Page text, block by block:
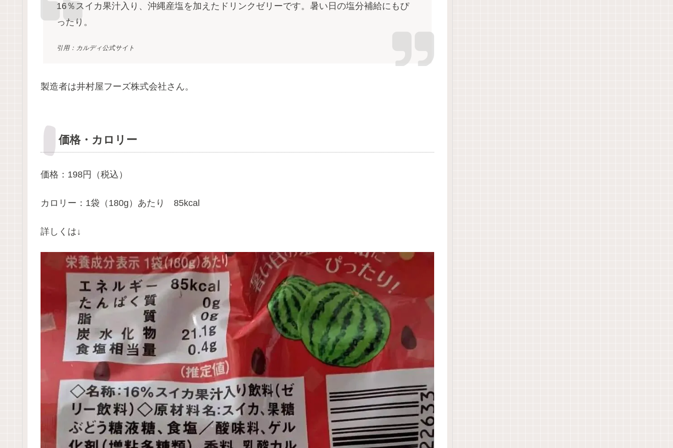
16％スイカ果汁入り、沖縄産塩を加えたドリンクゼリーです。暑い日の塩分補給にもぴ
ったり。
引用：カルディ公式サイト
製造者は井村屋フーズ株式会社さん。
価格・カロリー
価格：198円（税込）
カロリー：1袋（180g）あたり 85kcal
詳しくは↓